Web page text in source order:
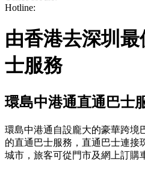
Hotline:
由香港去深圳
士服務
環島中港通直通巴士
環島中港通自設龐大的豪華跨境
的直通巴士服務，直通巴士連接
城市，旅客可從門市及網上訂購